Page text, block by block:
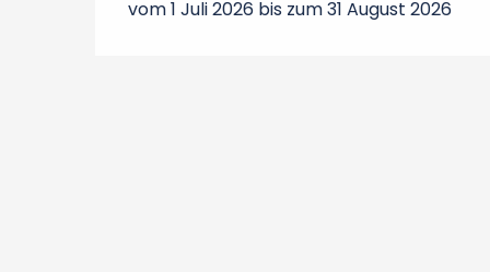
vom 1 Juli 2026 bis zum 31 August 2026